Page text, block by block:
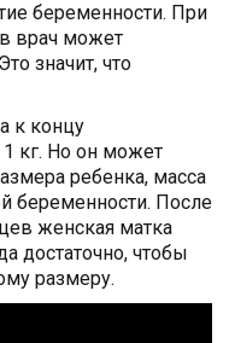
беременности. При
врач может
значит, что
к концу
1 кг. Но он может
ребенка, масса
беременности. После
женская матка
достаточно, чтобы
размеру.